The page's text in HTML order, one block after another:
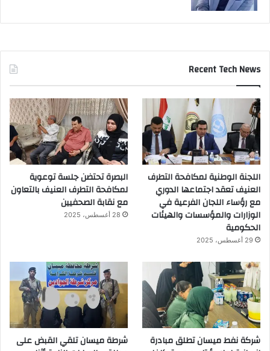
Recent Tech News
اللجنة الوطنية لمكافحة التطرف
العنيف تعقد اجتماعها الدوري
مع رؤساء اللجان الفرعية في
الوزارات والمؤسسات والهيئات
الحكومية
29 أغسطس، 2025
البصرة تحتضن جلسة توعوية
لمكافحة التطرف العنيف بالتعاون
مع نقابة الصحفيين
28 أغسطس، 2025
شركة نفط ميسان تطلق مبادرة
شرطة ميسان تلقي القبض على